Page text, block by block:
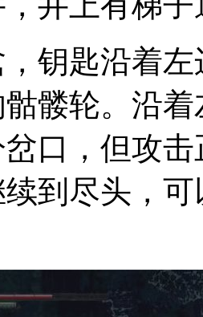
钥匙沿着
髅轮。沿
口，但攻
到尽头，